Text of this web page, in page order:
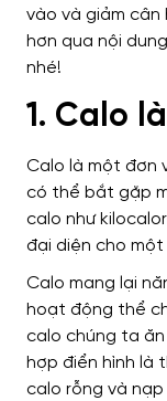
vào và giảm cân
hơn qua nội
nhé!
1. Calo
Calo là một đơn
có thể bắt gặp
calo như
đại diện cho
Calo mang lại
hoạt động thể
calo chúng ta
hợp điển hình là
calo rỗng và